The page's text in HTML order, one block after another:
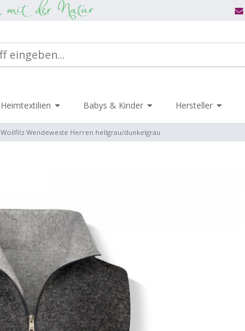
Heimtextilien Babys & Kinder Hersteller
Wollfilz Wendeweste Herren hellgrau/dunkelgrau